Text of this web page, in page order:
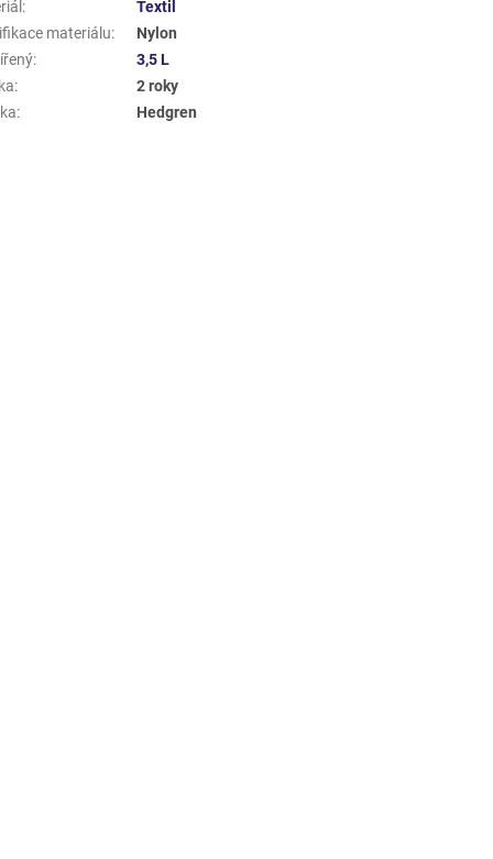
:
Textil
materiálu:
Nylon
:
3,5 L
:
2 roky
: Hedgren